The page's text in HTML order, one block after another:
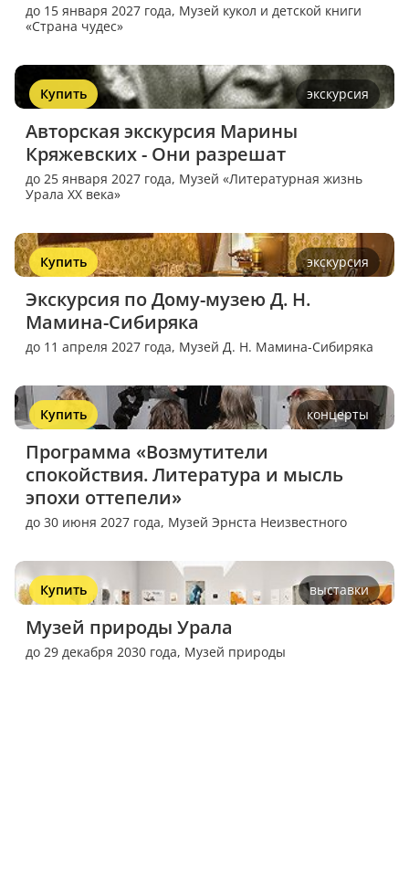
до 15 января 2027 года, Музей кукол и детской книги
«Страна чудес»
Купить экскурсия
Авторская экскурсия Марины
Кряжевских - Они разрешат
до 25 января 2027 года, Музей «Литературная жизнь
Урала XX века»
Купить экскурсия
Экскурсия по Дому-музею Д. Н.
Мамина-Сибиряка
до 11 апреля 2027 года, Музей Д. Н. Мамина-Сибиряка
Купить концерты
Программа «Возмутители
спокойствия. Литература и мысль
эпохи оттепели»
до 30 июня 2027 года, Музей Эрнста Неизвестного
Купить выставки
Музей природы Урала
до 29 декабря 2030 года, Музей природы